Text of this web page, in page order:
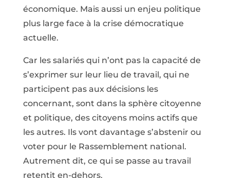
économique. Mais aussi un enjeu politique
plus large face à la crise démocratique
actuelle.
Car les salariés qui n’ont pas la capacité de
s’exprimer sur leur lieu de travail, qui ne
participent pas aux décisions les
concernant, sont dans la sphère citoyenne
et politique, des citoyens moins actifs que
les autres. Ils vont davantage s’abstenir ou
voter pour le Rassemblement national.
Autrement dit, ce qui se passe au travail
retentit en-dehors.